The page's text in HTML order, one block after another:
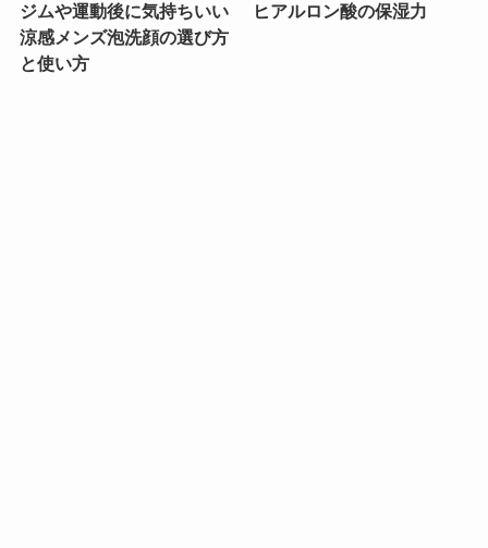
ジムや運動後に気持ちいい
涼感メンズ泡洗顔の選び方
と使い方
ヒアルロン酸の保湿力